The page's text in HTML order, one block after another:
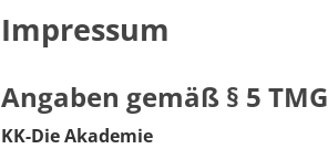
Impressum
Angaben gemäß § 5 TMG
KK-Die Akademie